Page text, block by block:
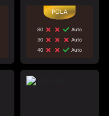
80
Auto
30
Auto
40
Auto